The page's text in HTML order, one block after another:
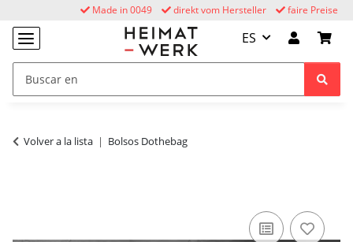
faire Preise
direkt vom Hersteller
Made in 0049
ES
Volver a la lista Bolsos Dothebag